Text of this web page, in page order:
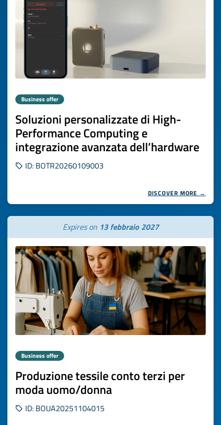
Business offer
Soluzioni personalizzate di High-
Performance Computing e
integrazione avanzata dell’hardware
ID: BOTR20260109003
DISCOVER MORE →
Expires on 13 febbraio 2027
Business offer
Produzione tessile conto terzi per
moda uomo/donna
ID: BOUA20251104015